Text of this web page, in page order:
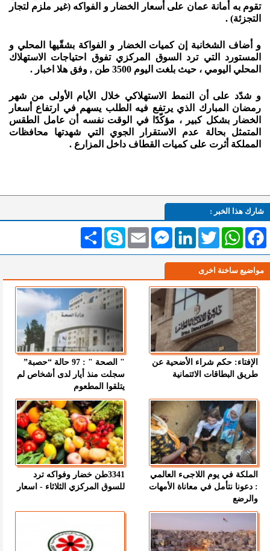
تقوم به أمانة عمان على أسعار الخضار و الفواكه (غير ملزم لتجار
التجزئة) .
و أضاف الشخانبة إن كميات الخضار و الفواكة بشقّيها المحلي و
المستورد التي ترد السوق المركزي تفوق احتياجات الاستهلاك
المحلي اليومي ، حيث بلغت اليوم 3500 طن , وفق هلا اخبار .
و شدّد على أن النمط الاستهلاكي خلال الأيام الأولى من شهر
رمضان المبارك الذي يرتفع فيه الطلب يسهم في ارتفاع أسعار
الخضار بشكل كبير ، مؤكّدًا في الوقت نفسه أن عامل الطقس
المتمثل بحالة عدم الاستقرار الجوي التي شهدتها محافظات
المملكة أثرت على كميات القطاف داخل المزارع .
شارك هذا الخبر :
انشر Skype Email
MessengerLinkedInTwitterWhatsAppFacebook
مواضيع ساخنة اخرى
الإفتاء: حكم شراء الأضحية عن
طريق البطاقات الائتمانية
" الصحة " : 97 حالة “حصبة”
سجلت منذ أيار لدى أشخاص لم
يتلقوا المطعوم
الملكة في يوم اللاجىء العالمي
: دعونا نتأمل في معاناة الأمهات
والرضع
3341طن خضار وفواكه ترد
للسوق المركزي الثلاثاء - اسعار